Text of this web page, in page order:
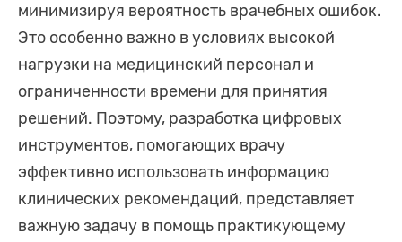
минимизируя вероятность врачебных ошибок.
Это особенно важно в условиях высокой
нагрузки на медицинский персонал и
ограниченности времени для принятия
решений. Поэтому, разработка цифровых
инструментов, помогающих врачу
эффективно использовать информацию
клинических рекомендаций, представляет
важную задачу в помощь практикующему